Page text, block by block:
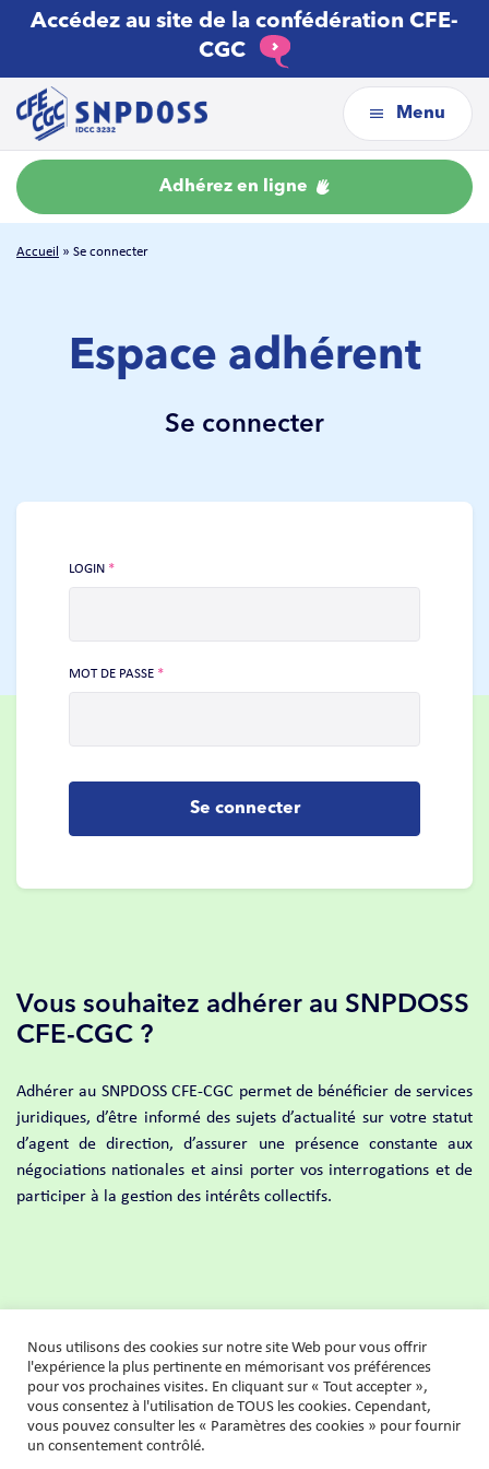
Accédez au site de la confédération CFE-
CGC
Menu
Adhérez en ligne
Accueil » Se connecter
Espace adhérent
Se connecter
LOGIN *
MOT DE PASSE *
Se connecter
Vous souhaitez adhérer au SNPDOSS
CFE-CGC ?
Adhérer au SNPDOSS CFE-CGC permet de bénéficier de services
juridiques, d’être informé des sujets d’actualité sur votre statut
d’agent de direction, d’assurer une présence constante aux
négociations nationales et ainsi porter vos interrogations et de
participer à la gestion des intérêts collectifs.
Adhérez en ligne
Nous utilisons des cookies sur notre site Web pour vous offrir
l'expérience la plus pertinente en mémorisant vos préférences
pour vos prochaines visites. En cliquant sur « Tout accepter »,
vous consentez à l'utilisation de TOUS les cookies. Cependant,
vous pouvez consulter les « Paramètres des cookies » pour fournir
un consentement contrôlé.